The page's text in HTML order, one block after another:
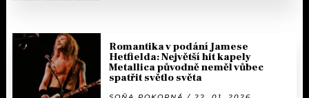
Romantika v podání Jamese
Hetfielda: Největší hit kapely
Metallica původně neměl vůbec
spatřit světlo světa